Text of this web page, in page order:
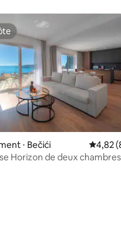
⋅ Bečići
4,82
Horizon de deux chambres